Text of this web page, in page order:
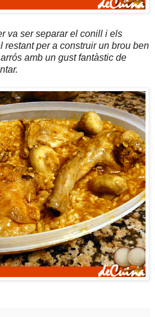
va ser separar el conill i els
restant per a construir un brou ben
amb un gust fantàstic de